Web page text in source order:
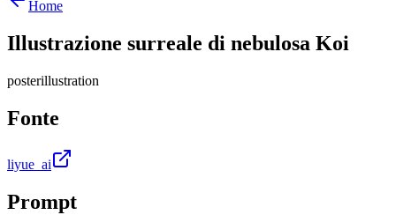
Home
Illustrazione surreale di nebulosa Koi
posterillustration
Fonte
liyue_ai
Prompt